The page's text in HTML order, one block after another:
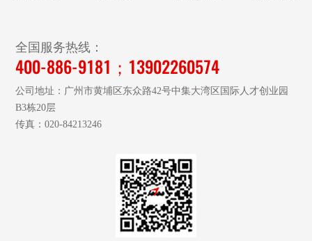
全国服务热线：
400-886-9181；13902260574
公司地址：广州市黄埔区东众路42号中集大湾区国际人才创业园
B3栋20层
传真：020-84213246